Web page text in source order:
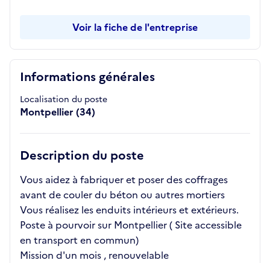
Informations générales
Localisation du poste
Montpellier (34)
Description du poste
Vous aidez à fabriquer et poser des coffrages
avant de couler du béton ou autres mortiers
Vous réalisez les enduits intérieurs et extérieurs.
Poste à pourvoir sur Montpellier ( Site accessible
en transport en commun)
Mission d'un mois , renouvelable
Voir la fiche de l'entreprise